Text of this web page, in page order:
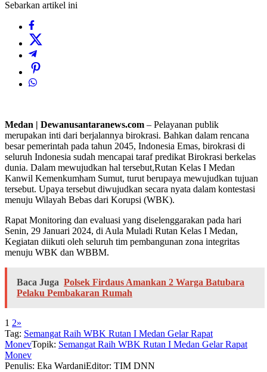
Sebarkan artikel ini
Medan | Dewanusantaranews.com – Pelayanan publik
merupakan inti dari berjalannya birokrasi. Bahkan dalam rencana
besar pemerintah pada tahun 2045, Indonesia Emas, birokrasi di
seluruh Indonesia sudah mencapai taraf predikat Birokrasi berkelas
dunia. Dalam mewujudkan hal tersebut,Rutan Kelas I Medan
Kanwil Kemenkumham Sumut, turut berupaya mewujudkan tujuan
tersebut. Upaya tersebut diwujudkan secara nyata dalam kontestasi
menuju Wilayah Bebas dari Korupsi (WBK).
Rapat Monitoring dan evaluasi yang diselenggarakan pada hari
Senin, 29 Januari 2024, di Aula Muladi Rutan Kelas I Medan,
Kegiatan diikuti oleh seluruh tim pembangunan zona integritas
menuju WBK dan WBBM.
Baca Juga Polsek Firdaus Amankan 2 Warga Batubara
Pelaku Pembakaran Rumah
1 2»
Tag: Semangat Raih WBK Rutan I Medan Gelar Rapat
MonevTopik: Semangat Raih WBK Rutan I Medan Gelar Rapat
Monev
Penulis: Eka WardaniEditor: TIM DNN